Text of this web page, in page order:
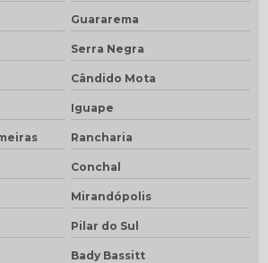
Guararema
Serra Negra
Cândido Mota
Iguape
Rancharia
Conchal
Mirandópolis
Pilar do Sul
Bady Bassitt